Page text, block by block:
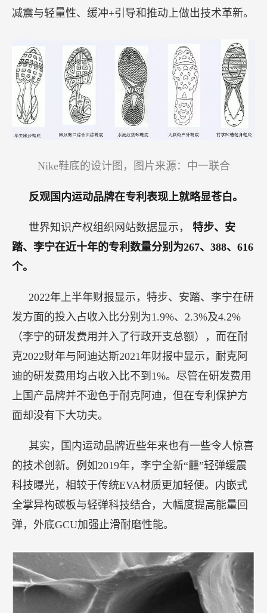
减震与轻量性、缓冲+引导和推动上做出技术革新。
Nike鞋底的设计图，图片来源：中一联合
反观国内运动品牌在专利表现上就略显苍白。
世界知识产权组织网站数据显示， 特步、安
踏、李宁在近十年的专利数量分别为267、388、616
个。
2022年上半年财报显示，特步、安踏、李宁在研
发方面的投入占收入比分别为1.9%、2.3%及4.2%
（李宁的研发费用并入了行政开支总额），而在耐
克2022财年与阿迪达斯2021年财报中显示，耐克阿
迪的研发费用均占收入比不到1%。尽管在研发费用
上国产品牌并不逊色于耐克阿迪，但在专利保护方
面却没有下大功夫。
其实，国内运动品牌近些年来也有一些令人惊喜
的技术创新。例如2019年，李宁全新“䨻”轻弹缓震
科技曝光，相较于传统EVA材质更加轻便。内嵌式
全掌异构碳板与轻弹科技结合，大幅度提高能量回
弹，外底GCU加强止滑耐磨性能。